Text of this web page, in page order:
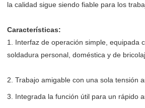
la calidad sigue siendo fiable para los
Características:
1. Interfaz de operación simple, equipada
soldadura personal, doméstica y de
2. Trabajo amigable con una sola tensión
3. Integrada la función útil para un rápido